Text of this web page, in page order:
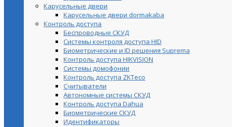
Карусельные двери
Карусельные двери dormakaba
Контроль доступа
Беспроводные СКУД
Системы контроля доступа HID
Биометрические и ID решения Suprema
Контроль доступа HIKVISION
Системы домофонии
Контроль доступа ZKTeco
Считыватели
Автономные системы СКУД
Контроль доступа Dahua
Биометрические СКУД
Идентификаторы